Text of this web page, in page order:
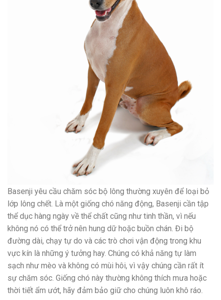
Basenji yêu cầu chăm sóc bộ lông thường xuyên để loại bỏ
lớp lông chết. Là một giống chó năng động, Basenji cần tập
thể dục hàng ngày về thể chất cũng như tinh thần, vì nếu
không nó có thể trở nên hung dữ hoặc buồn chán. Đi bộ
đường dài, chạy tự do và các trò chơi vận động trong khu
vực kín là những ý tưởng hay. Chúng có khả năng tự làm
sạch như mèo và không có mùi hôi, vì vậy chúng cần rất ít
sự chăm sóc. Giống chó này thường không thích mưa hoặc
thời tiết ẩm ướt, hãy đảm bảo giữ cho chúng luôn khô ráo.